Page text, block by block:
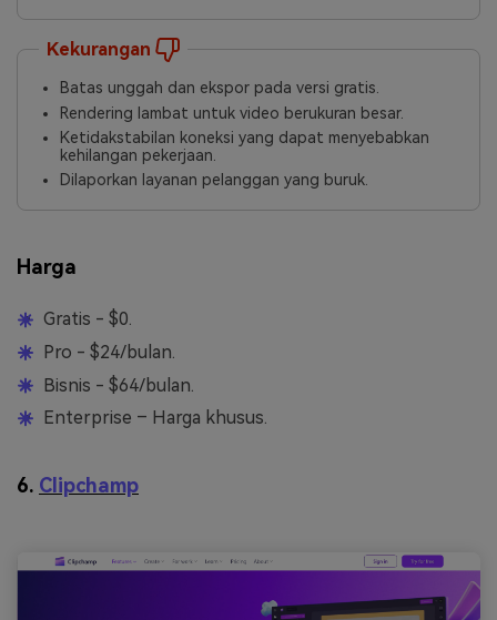
Kekurangan
Batas unggah dan ekspor pada versi gratis.
Rendering lambat untuk video berukuran besar.
Ketidakstabilan koneksi yang dapat menyebabkan
kehilangan pekerjaan.
Dilaporkan layanan pelanggan yang buruk.
Harga
Gratis - $0.
Pro - $24/bulan.
Bisnis - $64/bulan.
Enterprise – Harga khusus.
6. Clipchamp